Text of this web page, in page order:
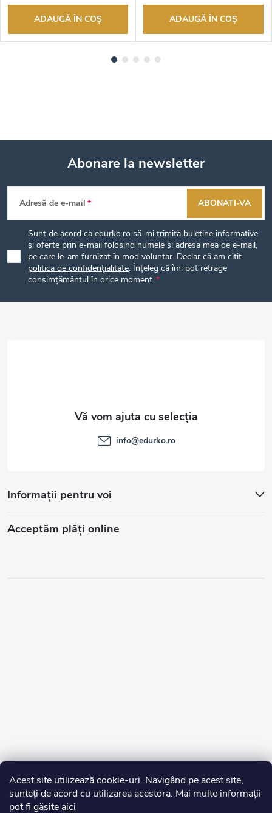
Acest site utilizează cookie-uri. Navigând pe acest site,
sunteți de acord cu utilizarea acestora. Mai multe informații
pot fi găsite aici
ADAUGĂ ÎN COŞ ADAUGĂ ÎN COŞ
S
u
b
o
Abonare la newsletter
Adresă de e-mail
Sunt de acord ca edurko.ro să-mi trimită buletine informative
și oferte prin e-mail folosind numele și adresa mea de e-mail,
pe care le-am furnizat în mod voluntar. Declar că am citit
politica de confidențialitate. Înțeleg că îmi pot retrage
consimțământul în orice moment.
ABONATI-VA
Informații pentru voi
Acceptăm plăţi online
info@edurko.ro